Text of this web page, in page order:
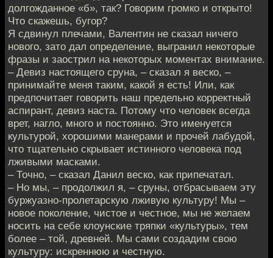
долгожданное «б», так? Говорим громко и открыто!
Что скажешь, бугор?
Я сдвинул плечами, Валентин не сказал ничего
нового, зато дал определение, выгранил некоторые
фразы и заострил на некоторых моментах внимание.
– Девиз настоящего сруна, – сказал я веско, –
принимайте меня таким, какой я есть! Или, как
предпочитает говорить наш предельно корректный
аспирант, девиз наста. Потому что человек всегда
врет, нагло, много и постоянно. Это именуется
культурой, хорошими манерами и прочей лабудой,
что тщательно скрывает истинного человека под
лживыми масками.
– Точно, – сказал Данил веско, как припечатал.
– Но мы, – продолжил я, – сруны, отбрасываем эту
буржуазно-пролетарскую лживую культуру! Мы –
новое поколение, чистое и честное, мы не желаем
носить на себе клоунские тряпки «культуры», тем
более – той, древней. Мы сами создадим свою
культуру: искреннюю и честную.